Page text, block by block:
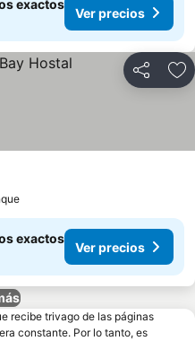
exactos
Ver precios
Compartir
exactos
Ver precios
recibe trivago de las páginas
constante. Por lo tanto, es